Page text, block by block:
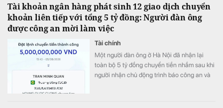
Tài khoản ngân hàng phát sinh 12 giao dịch chuyển
khoản liên tiếp với tổng 5 tỷ đồng: Người đàn ông
được công an mời làm việc
Tài chính
Một người đàn ông ở Hà Nội đã nhận lại
toàn bộ 5 tỷ đồng chuyển tiền nhầm sau khi
người nhận chủ động trình báo công an và